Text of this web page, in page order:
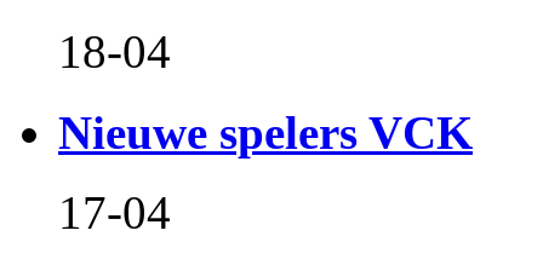
18-04
Nieuwe spelers VCK
17-04